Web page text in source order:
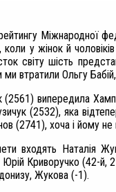
рейтингу Міжнародної
, коли у жінок й
світу шість
втратили Ольгу
(2561) випередила
(2532), яка
(2741), хоча і йому
входять Наталія
Юрій Криворучко (42-й,
Жукова (-1).